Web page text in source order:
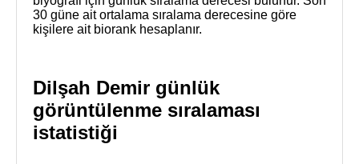
30 güne ait ortalama sıralama derecesine göre
kişilere ait biorank hesaplanır.
Dilşah Demir günlük
görüntülenme sıralaması
istatistiği